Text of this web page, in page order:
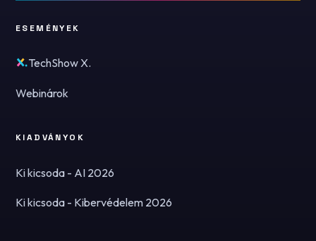
ESEMÉNYEK
TechShow X.
Webinárok
KIADVÁNYOK
Ki kicsoda - AI 2026
Ki kicsoda - Kibervédelem 2026